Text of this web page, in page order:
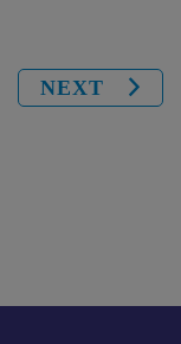
NEXT